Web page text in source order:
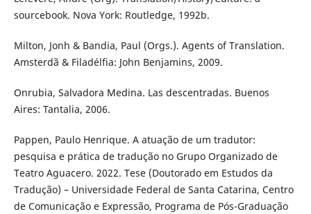
sourcebook. Nova York: Routledge, 1992b.
Milton, Jonh & Bandia, Paul (Orgs.). Agents of Translation.
Amsterdã & Filadélfia: John Benjamins, 2009.
Onrubia, Salvadora Medina. Las descentradas. Buenos
Aires: Tantalia, 2006.
Pappen, Paulo Henrique. A atuação de um tradutor:
pesquisa e prática de tradução no Grupo Organizado de
Teatro Aguacero. 2022. Tese (Doutorado em Estudos da
Tradução) – Universidade Federal de Santa Catarina, Centro
de Comunicação e Expressão, Programa de Pós-Graduação